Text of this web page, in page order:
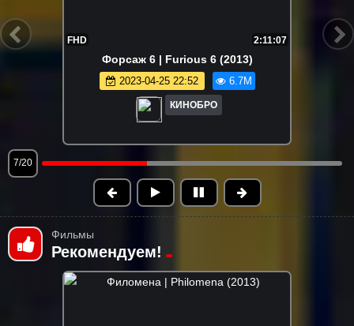
Форсаж 6 | Furious 6 (2013)
6.7M
FHD
8/20
Фильмы
Рекомендуем!